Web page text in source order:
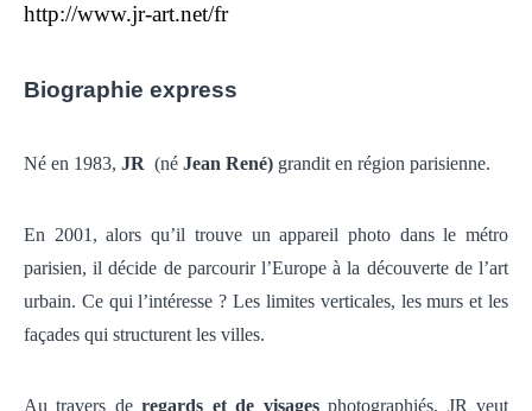
http://www.jr-art.net/fr
Biographie express
Né en 1983, JR (né Jean René) grandit en région parisienne.
En 2001, alors qu’il trouve un appareil photo dans le métro
parisien, il décide de parcourir l’Europe à la découverte de l’art
urbain. Ce qui l’intéresse ? Les limites verticales, les murs et les
façades qui structurent les villes.
Au travers deregards et de visagesphotographiés, JR veut